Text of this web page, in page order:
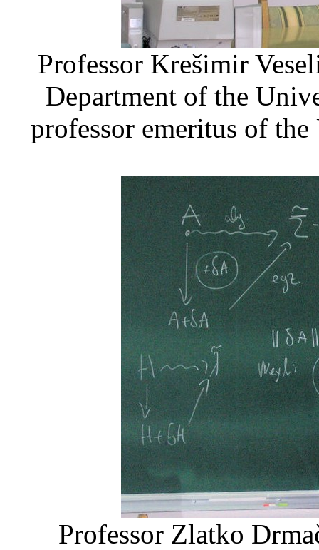
Professor Krešimir
Department of the
professor emeritus of
Professor Zlatko